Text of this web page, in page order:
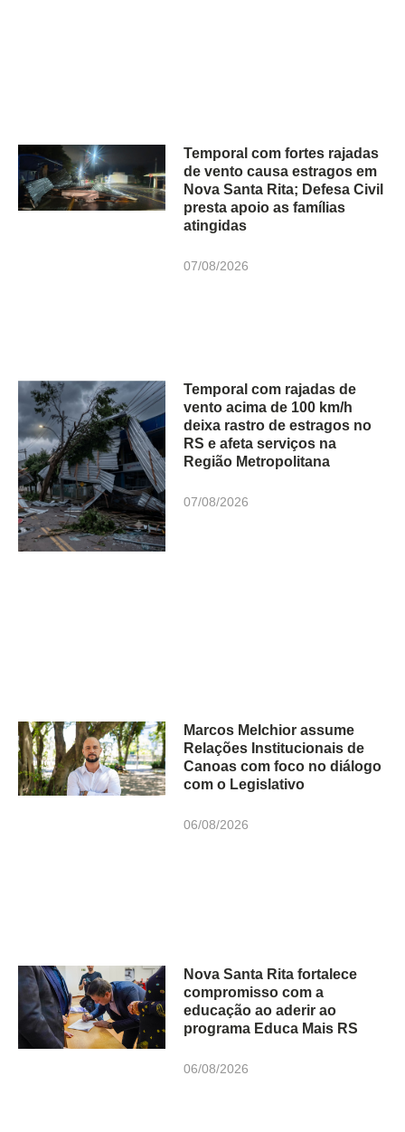
Temporal com fortes rajadas
de vento causa estragos em
Nova Santa Rita; Defesa Civil
presta apoio as famílias
atingidas
07/08/2026
Temporal com rajadas de
vento acima de 100 km/h
deixa rastro de estragos no
RS e afeta serviços na
Região Metropolitana
07/08/2026
Marcos Melchior assume
Relações Institucionais de
Canoas com foco no diálogo
com o Legislativo
06/08/2026
Nova Santa Rita fortalece
compromisso com a
educação ao aderir ao
programa Educa Mais RS
06/08/2026